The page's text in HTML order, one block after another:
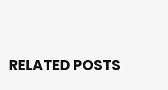
RELATED POSTS